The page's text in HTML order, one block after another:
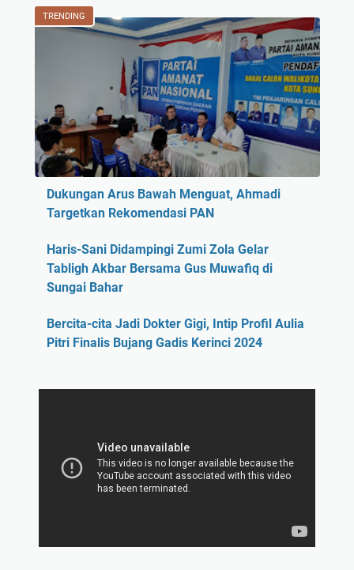
TRENDING
Dukungan Arus Bawah Menguat, Ahmadi
Targetkan Rekomendasi PAN
Haris-Sani Didampingi Zumi Zola Gelar
Tabligh Akbar Bersama Gus Muwafiq di
Sungai Bahar
Bercita-cita Jadi Dokter Gigi, Intip Profil Aulia
Pitri Finalis Bujang Gadis Kerinci 2024